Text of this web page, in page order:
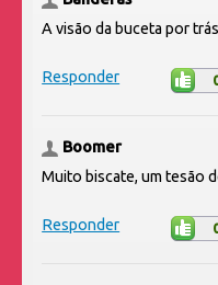
A visão da buceta por
Responder
Boomer
Muito biscate, um tesão
Responder